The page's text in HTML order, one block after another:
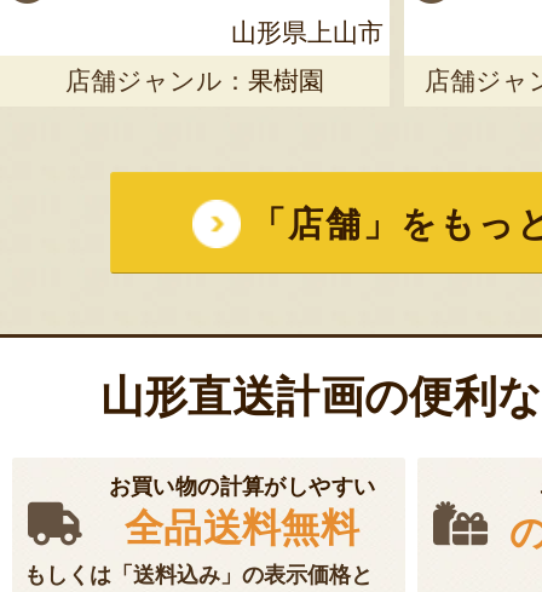
山形県上山市
店舗ジャンル： 果樹園 店舗ジャ
「店舗」をもっ
山形直送計画の便利
お買い物の計算がしやすい
全品送料無料
もしくは「送料込み」の表示価格と